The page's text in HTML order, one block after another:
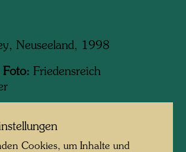
Neuseeland, 1998
Foto: Friedensreich
Archiv
Cookies, um Inhalte und